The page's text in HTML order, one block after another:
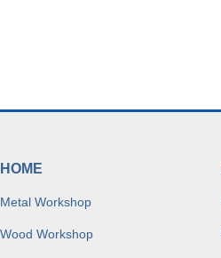
HOME
Metal Workshop
Wood Workshop